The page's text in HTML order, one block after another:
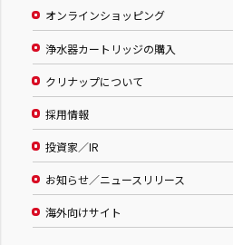
オンラインショッピング
浄水器カートリッジの購入
クリナップについて
採用情報
投資家／IR
お知らせ／ニュースリリース
海外向けサイト